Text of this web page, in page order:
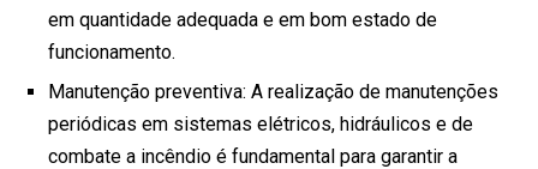
em quantidade adequada e em bom estado de
funcionamento.
Manutenção preventiva: A realização de manutenções
periódicas em sistemas elétricos, hidráulicos e de
combate a incêndio é fundamental para garantir a